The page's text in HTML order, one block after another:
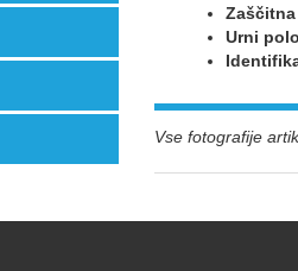
Urni
Vse fotografije